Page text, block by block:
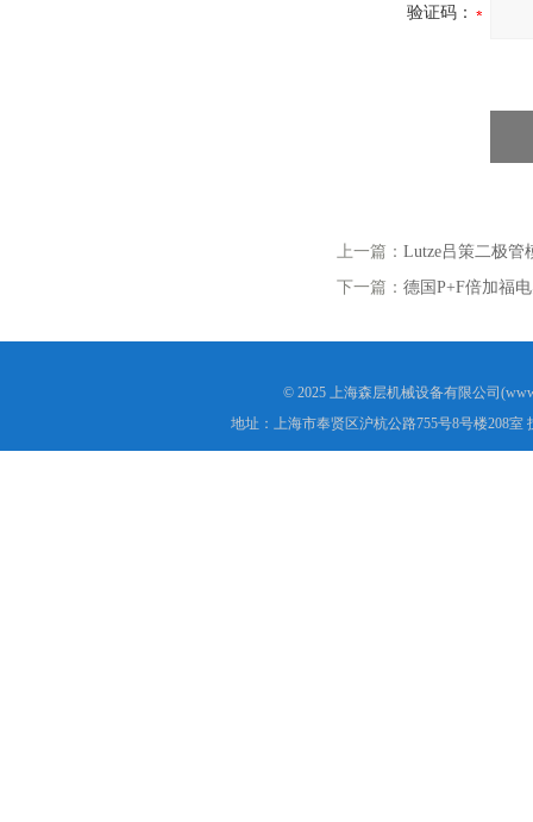
验证码：
上一篇： Lutze吕策二极管
下一篇： 德国P+F倍加福
© 2025 上海森层机械设备有限公司
地址：上海市奉贤区沪杭公路755号8号楼208室